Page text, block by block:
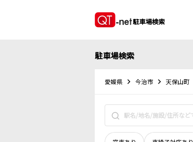
駐車場検索
駐車場検索
愛媛県 今治市 天保山町